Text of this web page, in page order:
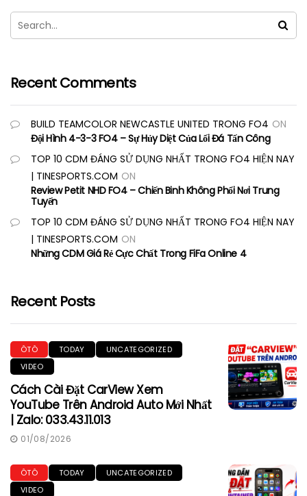
Recent Comments
BUILD TEAMCOLOR NEWCASTLE UNITED TRONG FO4 ON
Đội Hình 4-3-3 FO4 – Sự Hủy Diệt Của Lối Đá Tấn Công
TOP 10 CDM ĐÁNG SỬ DỤNG NHẤT TRONG FO4 HIỆN NAY
| TINESPORTS.COM ON
Review Petit NHD FO4 – Chiến Binh Không Phổi Nơi Trung
Tuyến
TOP 10 CDM ĐÁNG SỬ DỤNG NHẤT TRONG FO4 HIỆN NAY
| TINESPORTS.COM ON
Những CDM Giá Rẻ Cực Chất Trong FiFa Online 4
Recent Posts
ÔTÔ TODAY
UNCATEGORIZED
VIDEO
Cách Cài Đặt CarView Xem
YouTube Trên Android Auto Mới Nhất
| Zalo: 033.43.11.013
01/08/2026
ÔTÔ TODAY
UNCATEGORIZED
VIDEO